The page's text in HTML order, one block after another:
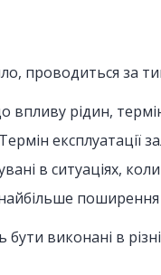
проводиться за
впливу рідин,
експлуатації
в ситуаціях,
виконані в